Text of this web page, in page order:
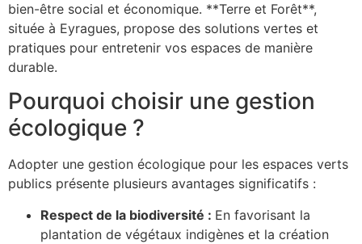
bien-être social et économique. **Terre et Forêt**,
située à Eyragues, propose des solutions vertes et
pratiques pour entretenir vos espaces de manière
durable.
Pourquoi choisir une gestion
écologique ?
Adopter une gestion écologique pour les espaces verts
publics présente plusieurs avantages significatifs :
Respect de la biodiversité : En favorisant la
plantation de végétaux indigènes et la création